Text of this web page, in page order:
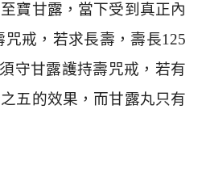
寶甘露，當下受到真正內
戒，若求長壽，壽長125
守甘露護持壽咒戒，若有
五的效果，而甘露丸只有